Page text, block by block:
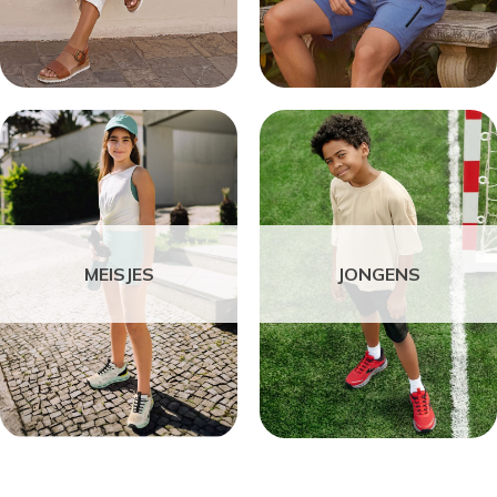
MEISJES JONGENS